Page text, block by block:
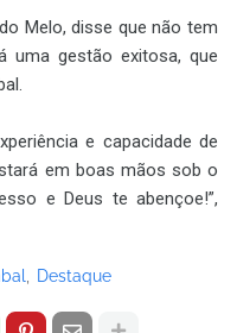
Melo, disse que não tem
uma gestão exitosa, que
e capacidade de
em boas mãos sob o
e Deus te abençoe!”,
Destaque